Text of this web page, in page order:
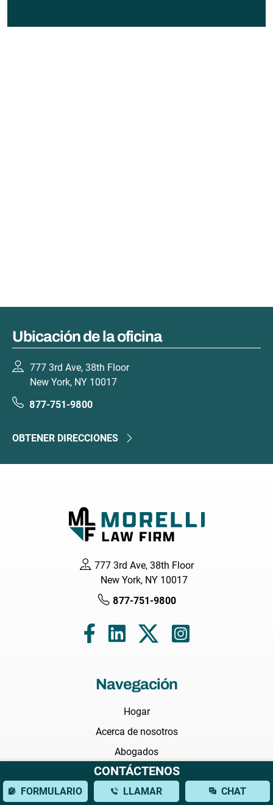
Ubicación de la oficina
777 3rd Ave, 38th Floor
New York, NY 10017
877-751-9800
OBTENER DIRECCIONES
777 3rd Ave, 38th Floor
New York, NY 10017
877-751-9800
Navegación
Hogar
Acerca de nosotros
Abogados
Áreas que Servimos
Áreas de Práctica
CONTÁCTENOS
FORMULARIO LLAMAR CHAT